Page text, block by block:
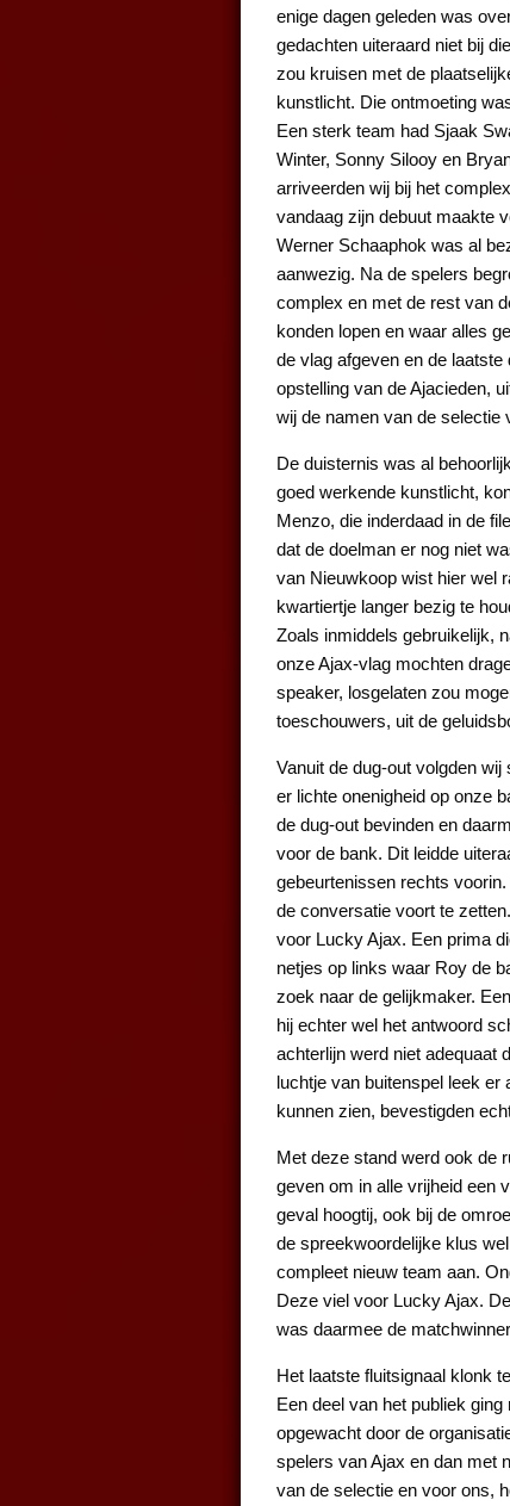
enige dagen geleden was
gedachten uiteraard niet bij
zou kruisen met de
kunstlicht. Die ontmoeting
Een sterk team had Sjaak
Winter, Sonny Silooy en
arriveerden wij bij het
vandaag zijn debuut maakte
Werner Schaaphok was al
aanwezig. Na de spelers
complex en met de rest van
konden lopen en waar alles
de vlag afgeven en de
opstelling van de Ajacieden,
wij de namen van de selectie
De duisternis was al
goed werkende kunstlicht,
Menzo, die inderdaad in de
dat de doelman er nog niet
van Nieuwkoop wist hier wel
kwartiertje langer bezig te
Zoals inmiddels gebruikelijk,
onze Ajax-vlag mochten
speaker, losgelaten zou
toeschouwers, uit de
Vanuit de dug-out volgden
er lichte onenigheid op onze
de dug-out bevinden en
voor de bank. Dit leidde
gebeurtenissen rechts
de conversatie voort te
voor Lucky Ajax. Een prima
netjes op links waar Roy de
zoek naar de gelijkmaker.
hij echter wel het antwoord
achterlijn werd niet adequaat
luchtje van buitenspel leek er
kunnen zien, bevestigden
Met deze stand werd ook de
geven om in alle vrijheid een
geval hoogtij, ook bij de
de spreekwoordelijke klus
compleet nieuw team aan.
Deze viel voor Lucky Ajax.
was daarmee de
Het laatste fluitsignaal klonk
Een deel van het publiek
opgewacht door de
spelers van Ajax en dan met
van de selectie en voor ons,